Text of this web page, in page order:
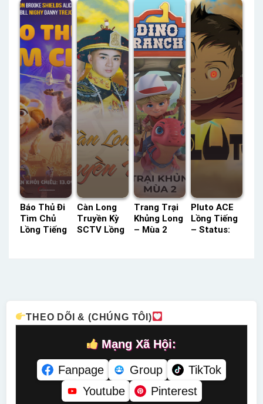
Status: 11 /
11 Lồng
Tiếng
Thuyết
Minh –
Status: HD
Thuyết
Minh
Lồng Tiếng
– Status:
HD Lồng
Tiếng
52 Lồng
Tiếng
Báo Thủ Đi
Tìm Chủ
Lồng Tiếng
Càn Long
Truyền Kỳ
SCTV Lồng
Trang Trại
Khủng Long
– Mùa 2
Pluto ACE
Lồng Tiếng
– Status:
THEO DÕI & (CHÚNG TÔI)
Mạng Xã Hội:
Fanpage
Group
TikTok
Youtube
Pinterest